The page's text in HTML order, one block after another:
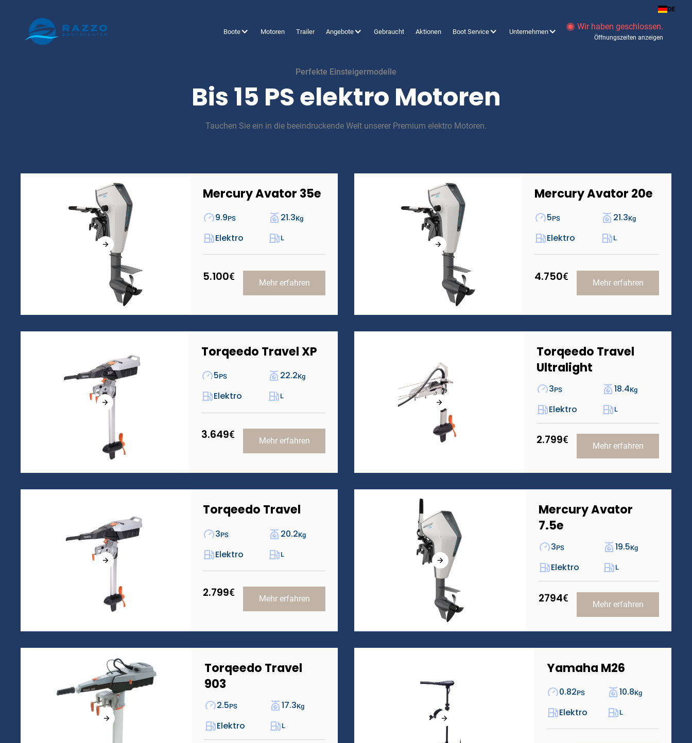
Boote Motoren Trailer Angebote Gebraucht Aktionen Boot Service Unternehmen Wir haben geschlossen.
Öffnungszeiten anzeigen
Perfekte Einsteigermodelle
Bis 15 PS elektro Motoren
Tauchen Sie ein in die beeindruckende Welt unserer Premium elektro Motoren.
Mercury Avator 35e
9.9PS
Elektro
21.3Kg
L
5.100€
Mehr erfahren
Mercury Avator 20e
5PS
Elektro
21.3Kg
L
4.750€
Mehr erfahren
Torqeedo Travel XP
5PS
Elektro
22.2Kg
L
3.649€
Mehr erfahren
Torqeedo Travel
Ultralight
3PS
Elektro
18.4Kg
L
2.799€
Mehr erfahren
Torqeedo Travel
3PS
Elektro
20.2Kg
L
2.799€
Mehr erfahren
Mercury Avator
7.5e
3PS
Elektro
19.5Kg
L
2794€
Mehr erfahren
Torqeedo Travel
903
2.5PS
Elektro
17.3Kg
L
Yamaha M26
0.82PS
Elektro
10.8Kg
L
DE